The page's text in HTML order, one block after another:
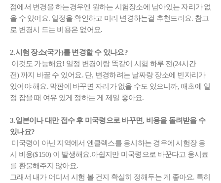
점에서 변경을 하는경우엔 원하는 시험장소에 남아있는 자리가 없
을 수 있어요. 일정을 확인하고 미리 변경하는걸 추천드려요. 참고
로 변경시 드는 비용은 없어요.
2.시험 장소(국가)를 변경할 수 있나요?
이것도 가능해요! 일정 변경이랑 똑같이 시험 하루 전(24시간
전) 까지 바꿀 수 있어요. 단, 변경하려는 날짜랑 장소에 빈자리가
있어야 해요. 막판에 바꾸면 자리가 없을 수도 있으니까, 애초에 일
정 잡을 때 여유 있게 정하는 게 제일 좋아요.
3.일본이나 대만 접수 후 미국령으로 바꾸면, 비용을 돌려받을 수
있나요?
미국령이 아닌 지역에서 엔클렉스를 응시하는 경우에시험장 응
시 비용($150) 이 발생해요.아쉽지만 미국령으로 바꾼다고 응시료
를 환불해주지 않아요.
그래서 내가 어디서 시험 볼 건지 확실히 정해두는 게 좋아요. 특히